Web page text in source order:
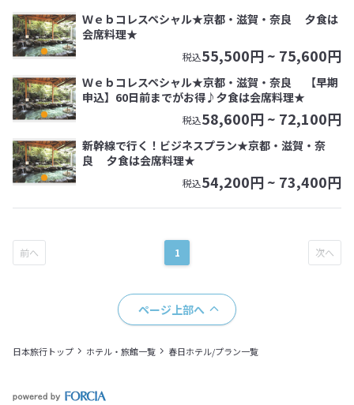
Ｗｅｂコレスペシャル★京都・滋賀・奈良 夕食は
会席料理★
税込55,500円 ~ 75,600円
Ｗｅｂコレスペシャル★京都・滋賀・奈良 【早期
申込】60日前までがお得♪夕食は会席料理★
税込58,600円 ~ 72,100円
新幹線で行く！ビジネスプラン★京都・滋賀・奈
良 夕食は会席料理★
税込54,200円 ~ 73,400円
1
ページ上部へ
日本旅行トップ ホテル・旅館一覧 春日ホテル/プラン一覧